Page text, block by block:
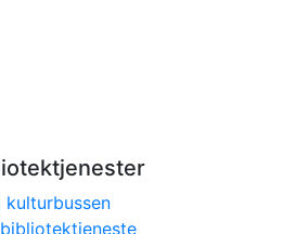
kulturbussen